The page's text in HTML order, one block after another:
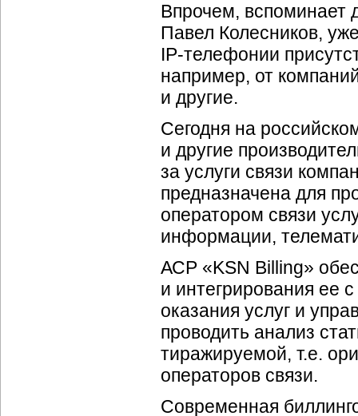
Впрочем, вспоминает
Павел Колесников,
IP-телефонии
например, от
и другие.
Сегодня на
и другие
за услуги связи
предназначена для
оператором связи
информации,
АСР «KSN Billing»
и интегрирования ее
оказания услуг и
проводить анализ
тиражируемой, т.е.
операторов связи.
Современная